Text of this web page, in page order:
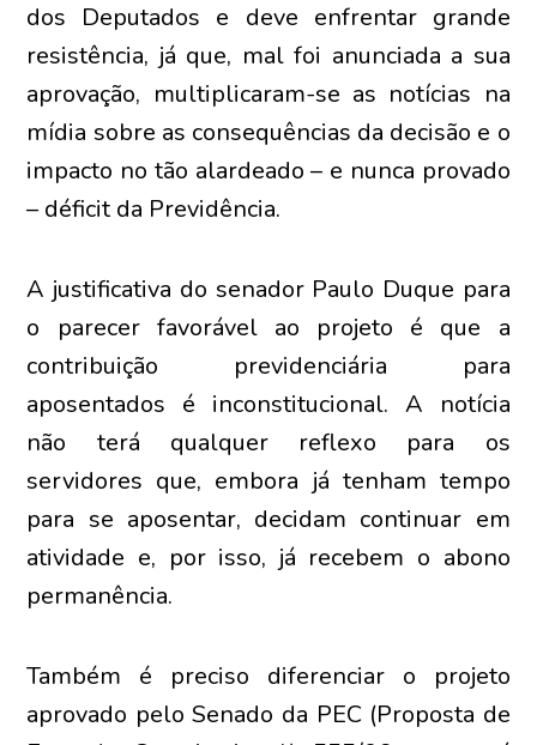
dos Deputados e deve enfrentar grande
resistência, já que, mal foi anunciada a sua
aprovação, multiplicaram-se as notícias na
mídia sobre as consequências da decisão e o
impacto no tão alardeado – e nunca provado
– déficit da Previdência.
A justificativa do senador Paulo Duque para
o parecer favorável ao projeto é que a
contribuição previdenciária para
aposentados é inconstitucional. A notícia
não terá qualquer reflexo para os
servidores que, embora já tenham tempo
para se aposentar, decidam continuar em
atividade e, por isso, já recebem o abono
permanência.
Também é preciso diferenciar o projeto
aprovado pelo Senado da PEC (Proposta de